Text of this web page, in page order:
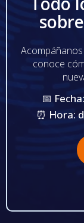
conoce
📅
⏰ Hora: